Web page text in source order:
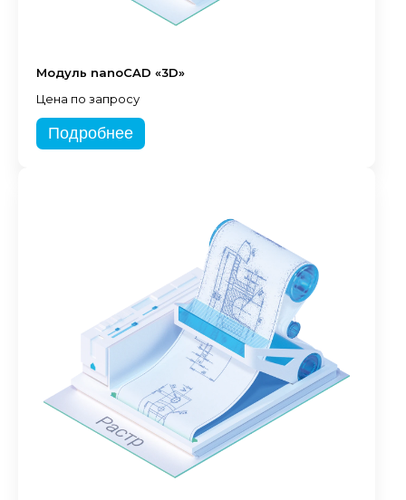
Модуль nanoCAD «3D»
Цена по запросу
Подробнее